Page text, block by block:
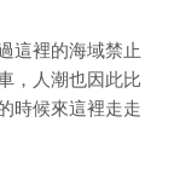
這裡的海域禁止
，人潮也因此比
時候來這裡走走